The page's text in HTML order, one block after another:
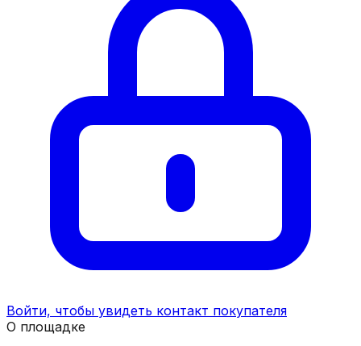
Войти, чтобы увидеть контакт покупателя
О площадке